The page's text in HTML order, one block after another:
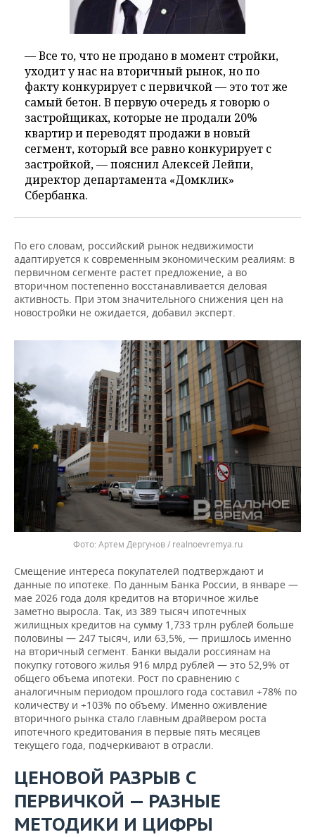
— Все то, что не продано в момент стройки,
уходит у нас на вторичный рынок, но по
факту конкурирует с первичкой — это тот же
самый бетон. В первую очередь я говорю о
застройщиках, которые не продали 20%
квартир и переводят продажи в новый
сегмент, который все равно конкурирует с
застройкой, — пояснил Алексей Лейпи,
директор департамента «Домклик»
Сбербанка.
По его словам, российский рынок недвижимости
адаптируется к современным экономическим реалиям: в
первичном сегменте растет предложение, а во
вторичном постепенно восстанавливается деловая
активность. При этом значительного снижения цен на
новостройки не ожидается, добавил эксперт.
Артем Дергунов / realnoevremya.ru
Смещение интереса покупателей подтверждают и
данные по ипотеке. По данным Банка России, в январе —
мае 2026 года доля кредитов на вторичное жилье
заметно выросла. Так, из 389 тысяч ипотечных
жилищных кредитов на сумму 1,733 трлн рублей больше
половины — 247 тысяч, или 63,5%, — пришлось именно
на вторичный сегмент. Банки выдали россиянам на
покупку готового жилья 916 млрд рублей — это 52,9% от
общего объема ипотеки. Рост по сравнению с
аналогичным периодом прошлого года составил +78% по
количеству и +103% по объему. Именно оживление
вторичного рынка стало главным драйвером роста
ипотечного кредитования в первые пять месяцев
текущего года, подчеркивают в отрасли.
ЦЕНОВОЙ РАЗРЫВ С
ПЕРВИЧКОЙ — РАЗНЫЕ
МЕТОДИКИ И ЦИФРЫ